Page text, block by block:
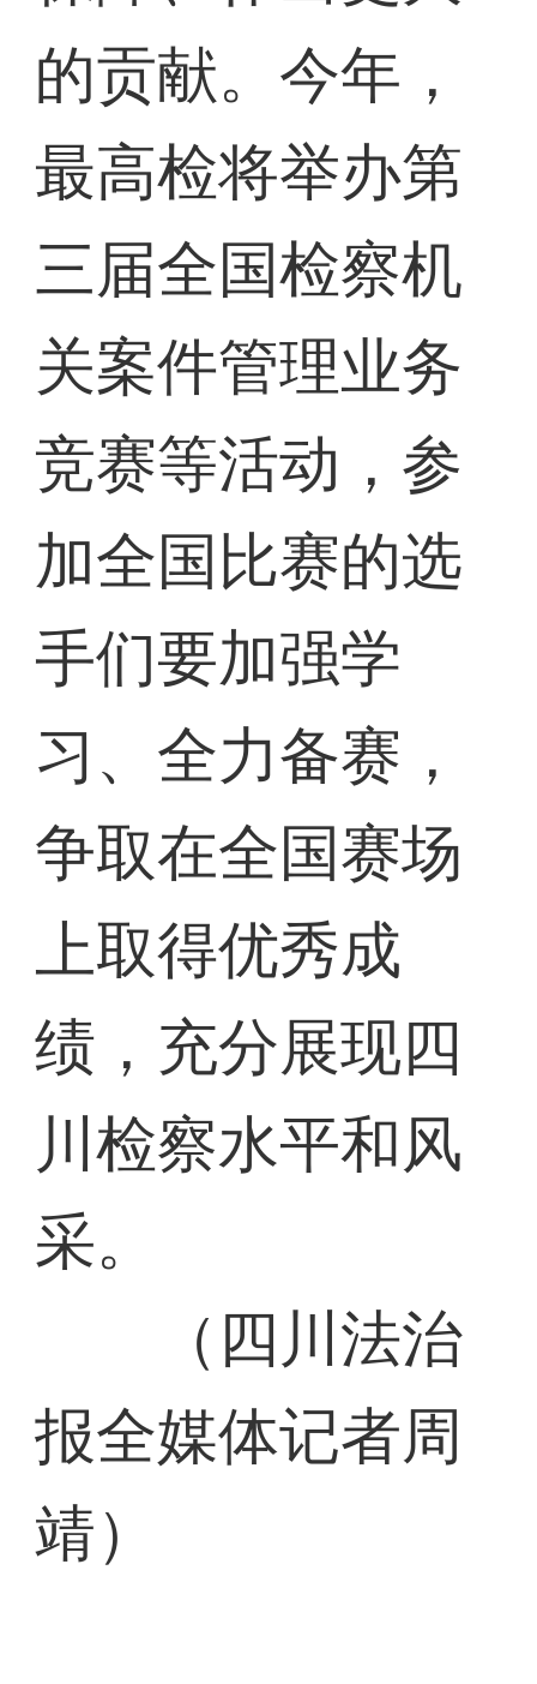
的贡献。今年，
最高检将举办第
三届全国检察机
关案件管理业务
竞赛等活动，参
加全国比赛的选
手们要加强学
习、全力备赛，
争取在全国赛场
上取得优秀成
绩，充分展现四
川检察水平和风
采。
（四川法治
报全媒体记者周
靖）